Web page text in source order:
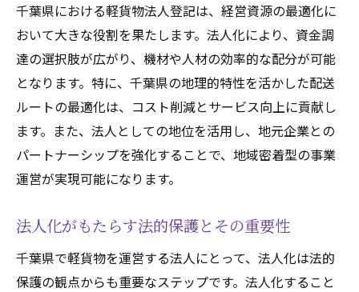
千葉県における軽貨物法人登記は、経営資源の最適化に
おいて大きな役割を果たします。法人化により、資金調
達の選択肢が広がり、機材や人材の効率的な配分が可能
となります。特に、千葉県の地理的特性を活かした配送
ルートの最適化は、コスト削減とサービス向上に貢献し
ます。また、法人としての地位を活用し、地元企業との
パートナーシップを強化することで、地域密着型の事業
運営が実現可能になります。
法人化がもたらす法的保護とその重要性
千葉県で軽貨物を運営する法人にとって、法人化は法的
保護の観点からも重要なステップです。法人化すること